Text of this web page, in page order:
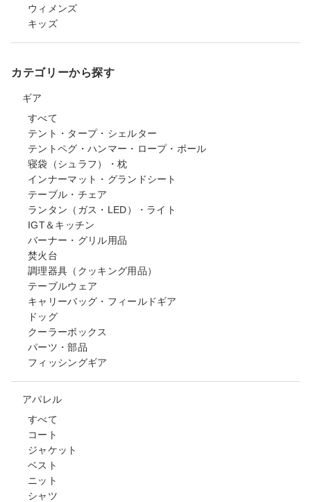
ウィメンズ
キッズ
カテゴリーから探す
ギア
すべて
テント・タープ・シェルター
テントペグ・ハンマー・ロープ・ポール
寝袋（シュラフ）・枕
インナーマット・グランドシート
テーブル・チェア
ランタン（ガス・LED）・ライト
IGT＆キッチン
バーナー・グリル用品
焚火台
調理器具（クッキング用品）
テーブルウェア
キャリーバッグ・フィールドギア
ドッグ
クーラーボックス
パーツ・部品
フィッシングギア
アパレル
すべて
コート
ジャケット
ベスト
ニット
シャツ